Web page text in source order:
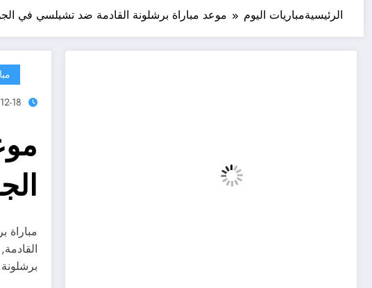
الرئيسيةمباريات اليوم موعد مباراة برشلونة القادمة ضد تشيلسي في
18
مباراة
برشلونة